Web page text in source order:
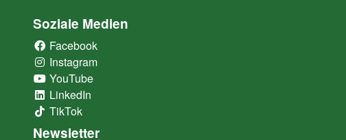
Soziale Medien
Facebook
Instagram
YouTube
LinkedIn
TikTok
Newsletter